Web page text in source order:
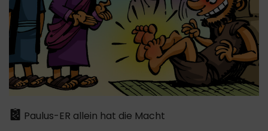
Paulus-ER allein hat die Macht